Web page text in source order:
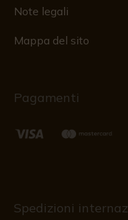
Note legali
Mappa del sito
Pagamenti
Spedizioni